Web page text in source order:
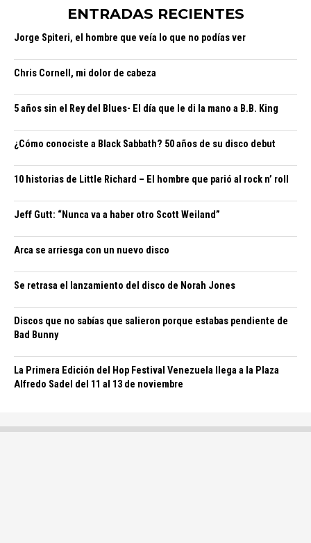
ENTRADAS RECIENTES
Jorge Spiteri, el hombre que veía lo que no podías ver
Chris Cornell, mi dolor de cabeza
5 años sin el Rey del Blues- El día que le di la mano a B.B. King
¿Cómo conociste a Black Sabbath? 50 años de su disco debut
10 historias de Little Richard – El hombre que parió al rock n’ roll
Jeff Gutt: “Nunca va a haber otro Scott Weiland”
Arca se arriesga con un nuevo disco
Se retrasa el lanzamiento del disco de Norah Jones
Discos que no sabías que salieron porque estabas pendiente de
Bad Bunny
La Primera Edición del Hop Festival Venezuela llega a la Plaza
Alfredo Sadel del 11 al 13 de noviembre